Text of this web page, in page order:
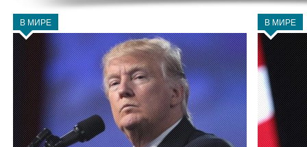
В МИРЕ В МИРЕ